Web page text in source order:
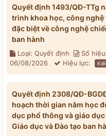
Quyết định 1493/QĐ-TTg
trình khoa học, công
đặc biệt về công nghệ
ban hành
Loại: Quyết định Số
06/08/2026
Hiệu lực:
Quyết định 2308/QĐ-
hoạch thời gian năm học
dục phổ thông và giáo
Giáo dục và Đào tạo ban